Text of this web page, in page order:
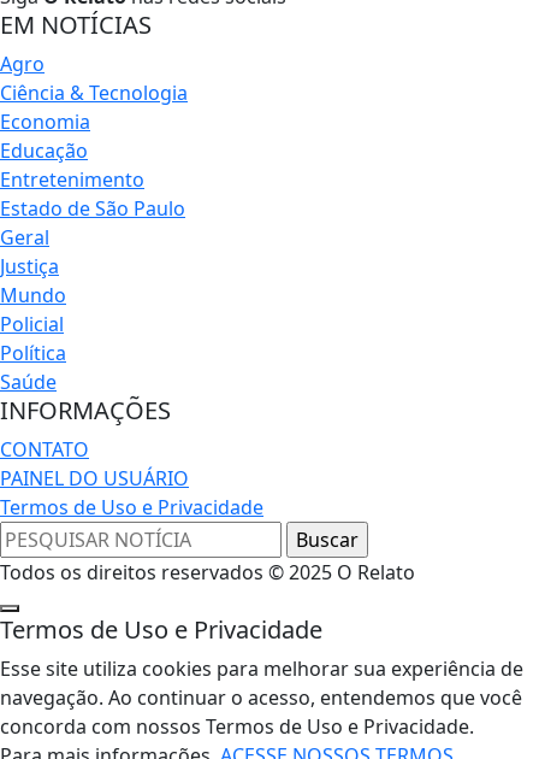
EM NOTÍCIAS
Agro
Ciência & Tecnologia
Economia
Educação
Entretenimento
Estado de São Paulo
Geral
Justiça
Mundo
Policial
Política
Saúde
INFORMAÇÕES
CONTATO
PAINEL DO USUÁRIO
Termos de Uso e Privacidade
Todos os direitos reservados © 2025 O Relato
Termos de Uso e Privacidade
Esse site utiliza cookies para melhorar sua experiência de
navegação. Ao continuar o acesso, entendemos que você
concorda com nossos Termos de Uso e Privacidade.